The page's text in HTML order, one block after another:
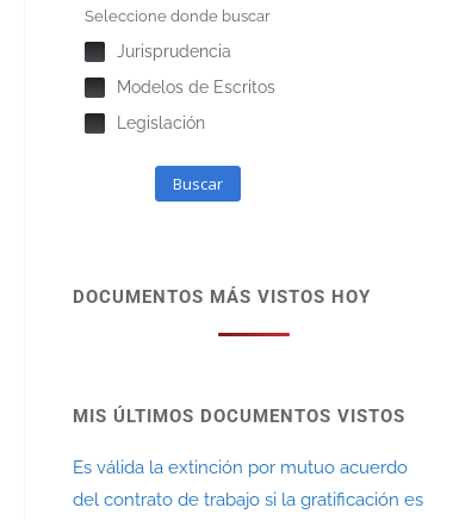
Seleccione donde buscar
Jurisprudencia
Modelos de Escritos
Legislación
Buscar
DOCUMENTOS MÁS VISTOS HOY
MIS ÚLTIMOS DOCUMENTOS VISTOS
Es válida la extinción por mutuo acuerdo
del contrato de trabajo si la gratificación es